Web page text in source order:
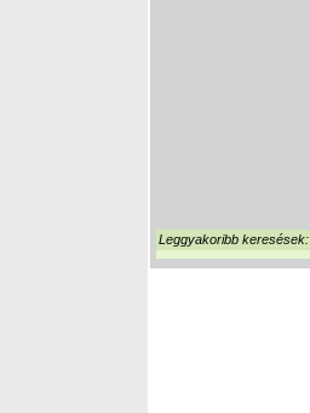
Leggyakoribb keresések: